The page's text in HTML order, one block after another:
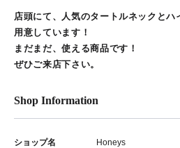
店頭にて、人気のタートルネックと
用意しています！
まだまだ、使える商品です！
ぜひご来店下さい。
Shop Information
ショップ名 Honeys